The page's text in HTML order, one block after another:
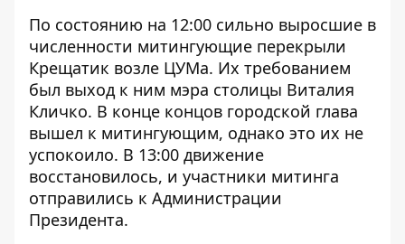
По состоянию на 12:00 сильно выросшие в
численности митингующие перекрыли
Крещатик возле ЦУМа. Их требованием
был выход к ним мэра столицы Виталия
Кличко. В конце концов городской глава
вышел к митингующим, однако это их не
успокоило. В 13:00 движение
восстановилось, и участники митинга
отправились к Администрации
Президента.